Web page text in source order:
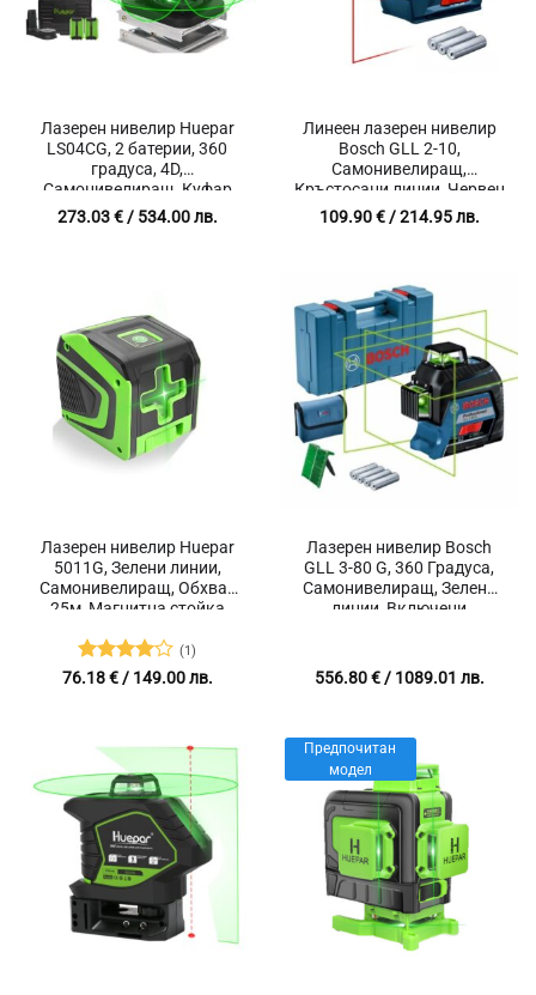
Лазерен нивелир Huepar
LS04CG, 2 батерии, 360
градуса, 4D,
Самонивелиращ, Куфар
273.03€/ 534.00 лв.
Линеен лазерен нивелир
Bosch GLL 2-10,
Самонивелиращ,
Кръстосани линии, Червен
лъч, Обхват 10 м
109.90€/ 214.95 лв.
Лазерен нивелир Huepar
5011G, Зелени линии,
Самонивелиращ, Обхват
25м, Магнитна стойка
Оценено
(1)
76.18€/ 149.00 лв.
Лазерен нивелир Bosch
GLL 3-80 G, 360 Градуса,
Самонивелиращ, Зелени
линии, Включени
556.80€/ 1089.01 лв.
Предпочитан
модел